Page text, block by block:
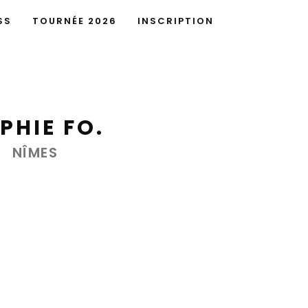
TOURNÉE 2026 INSCRIPTION
FO.
NÎMES